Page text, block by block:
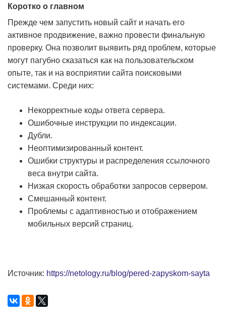
Коротко о главном
Прежде чем запустить новый сайт и начать его
активное продвижение, важно провести финальную
проверку. Она позволит выявить ряд проблем, которые
могут пагубно сказаться как на пользовательском
опыте, так и на восприятии сайта поисковыми
системами. Среди них:
Некорректные коды ответа сервера.
Ошибочные инструкции по индексации.
Дубли.
Неоптимизированный контент.
Ошибки структуры и распределения ссылочного
веса внутри сайта.
Низкая скорость обработки запросов сервером.
Смешанный контент.
Проблемы с адаптивностью и отображением
мобильных версий страниц.
Источник: https://netology.ru/blog/pered-zapyskom-sayta